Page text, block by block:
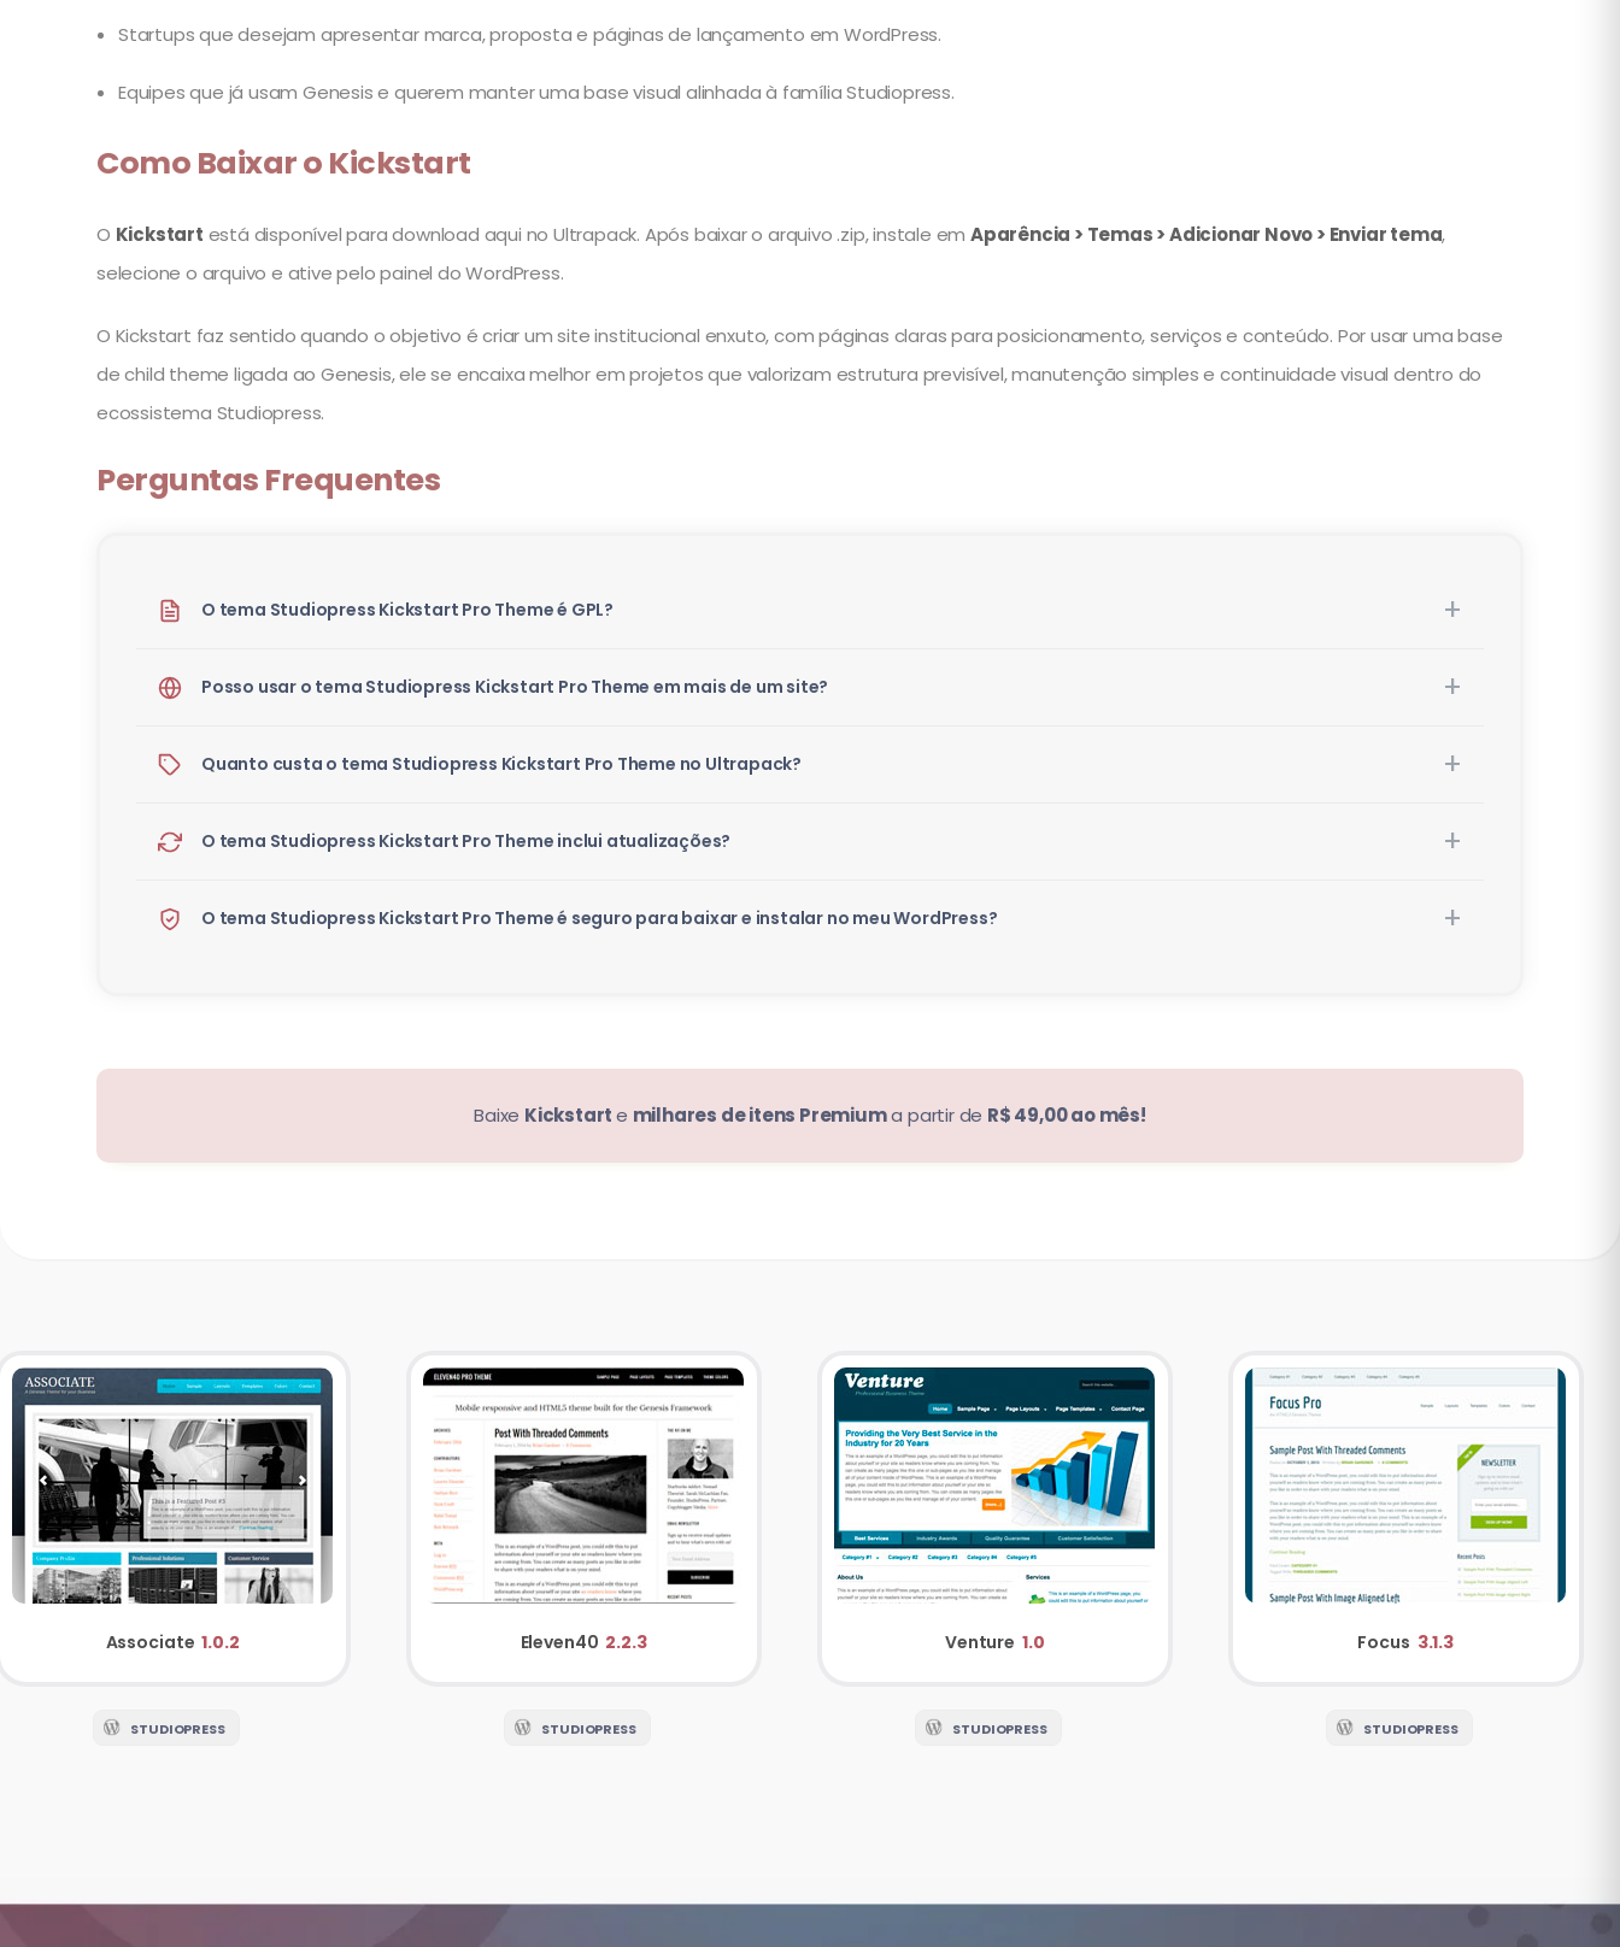
Startups que desejam apresentar marca, proposta e páginas de lançamento em WordPress.
Equipes que já usam Genesis e querem manter uma base visual alinhada à família Studiopress.
Como Baixar o Kickstart
O Kickstart está disponível para download aqui no Ultrapack. Após baixar o arquivo .zip, instale emAparência > Temas > Adicionar Novo > Enviar tema,
selecione o arquivo e ative pelo painel do WordPress.
O Kickstart faz sentido quando o objetivo é criar um site institucional enxuto, com páginas claras para posicionamento, serviços e conteúdo. Por usar uma base
de child theme ligada ao Genesis, ele se encaixa melhor em projetos que valorizam estrutura previsível, manutenção simples e continuidade visual dentro do
ecossistema Studiopress.
Perguntas Frequentes
O tema Studiopress Kickstart Pro Theme é GPL?
Posso usar o tema Studiopress Kickstart Pro Theme em mais de um site?
Quanto custa o tema Studiopress Kickstart Pro Theme no Ultrapack?
O tema Studiopress Kickstart Pro Theme inclui atualizações?
O tema Studiopress Kickstart Pro Theme é seguro para baixar e instalar no meu WordPress?
Baixe Kickstarte milhares de itens Premiuma partir de R$ 49,00 ao mês!
Associate 1.0.2
STUDIOPRESS
Eleven40 2.2.3
STUDIOPRESS
Venture 1.0
STUDIOPRESS
Focus 3.1.3
STUDIOPRESS